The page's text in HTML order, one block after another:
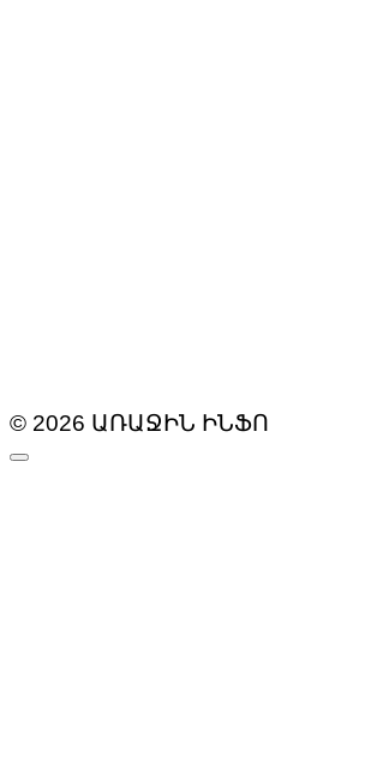
© 2026 ԱՌԱՋԻՆ ԻՆՖՈ